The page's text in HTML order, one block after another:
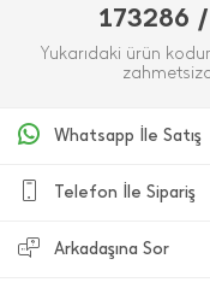
173286
Yukarıdaki ürün
Whatsapp İle Satış
Telefon İle Sipariş
Arkadaşına Sor